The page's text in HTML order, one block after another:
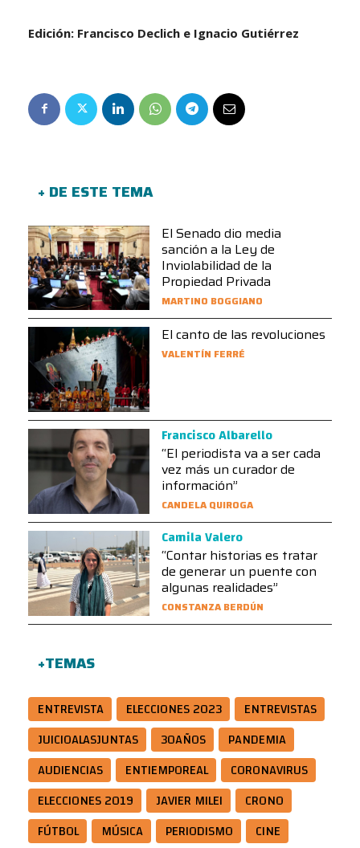
Edición: Francisco Declich e Ignacio Gutiérrez
+ DE ESTE TEMA
El Senado dio media
sanción a la Ley de
Inviolabilidad de la
Propiedad Privada
MARTINO BOGGIANO
El canto de las revoluciones
VALENTÍN FERRÉ
Francisco Albarello
“El periodista va a ser cada
vez más un curador de
información”
CANDELA QUIROGA
Camila Valero
“Contar historias es tratar
de generar un puente con
algunas realidades”
CONSTANZA BERDÚN
+TEMAS
ENTREVISTA ELECCIONES 2023
ENTREVISTAS
JUICIOALASJUNTAS
30AÑOS
PANDEMIA
AUDIENCIAS
ENTIEMPOREAL
CORONAVIRUS
ELECCIONES 2019
JAVIER MILEI
CRONO
FÚTBOL
MÚSICA PERIODISMO
CINE